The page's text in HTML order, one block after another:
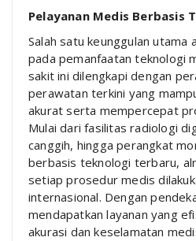
Pelayanan Medis Berbasis
Salah satu keunggulan
pada pemanfaatan teknologi
sakit ini dilengkapi dengan
perawatan terkini yang
akurat serta mempercepat
Mulai dari fasilitas radiologi
canggih, hingga perangkat
berbasis teknologi terbaru,
setiap prosedur medis
internasional. Dengan
mendapatkan layanan yang
akurasi dan keselamatan